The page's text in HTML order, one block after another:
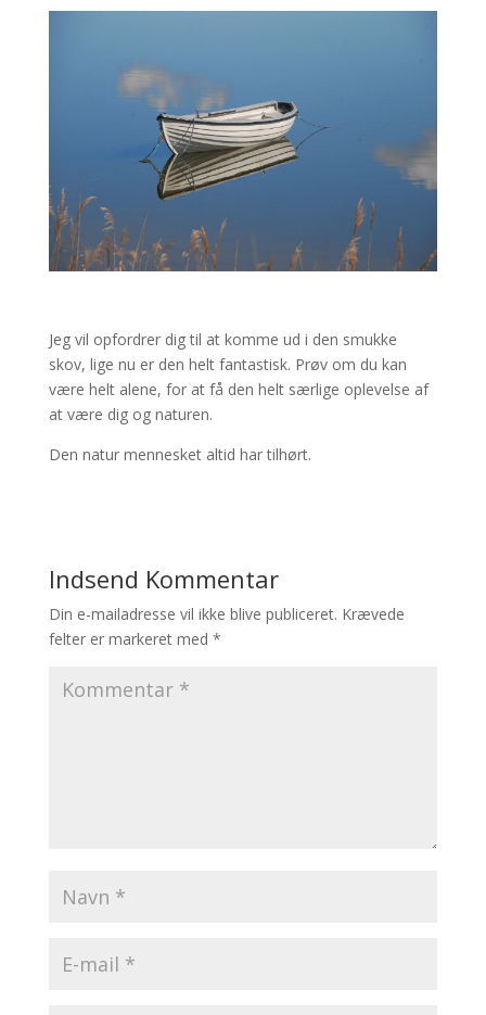
Jeg vil opfordrer dig til at komme ud i den smukke
skov, lige nu er den helt fantastisk. Prøv om du kan
være helt alene, for at få den helt særlige oplevelse af
at være dig og naturen.
Den natur mennesket altid har tilhørt.
Indsend Kommentar
Din e-mailadresse vil ikke blive publiceret. Krævede
felter er markeret med *